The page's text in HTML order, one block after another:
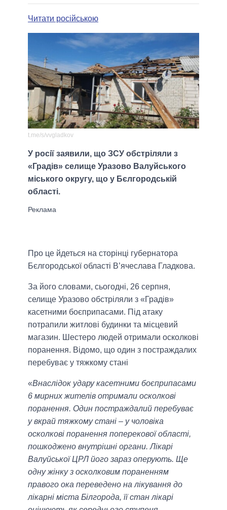
Читати російською
t.me/s/vvgladkov
У росії заявили, що ЗСУ обстріляли з
«Градів» селище Уразово Валуйського
міського округу, що у Бєлгородській
області.
Про це йдеться на сторінці губернатора
Бєлгородської області В’ячеслава Гладкова.
За його словами, сьогодні, 26 серпня,
селище Уразово обстріляли з «Градів»
касетними боєприпасами. Під атаку
потрапили житлові будинки та місцевий
магазин. Шестеро людей отримали осколкові
поранення. Відомо, що один з постраждалих
перебуває у тяжкому стані
«Внаслідок удару касетними боєприпасами
6 мирних жителів отримали осколкові
поранення. Один постраждалий перебуває
у вкрай тяжкому стані – у чоловіка
осколкові поранення поперекової області,
пошкоджено внутрішні органи. Лікарі
Валуйської ЦРЛ його зараз оперують. Ще
одну жінку з осколковим пораненням
правого ока переведено на лікування до
лікарні міста Білгорода, її стан лікарі